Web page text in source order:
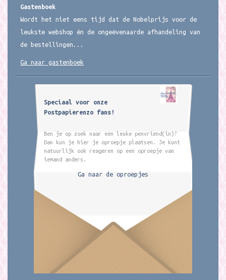
Gastenboek
Wordt het niet eens tijd dat de Nobelprijs voor de
leukste webshop én de ongeëvenaarde afhandeling van
de bestellingen...
Ga naar gastenboek
Speciaal voor onze
Postpapierenzo fans!
Ben je op zoek naar een leuke penvriend(in)?
Dan kun je hier je oproepje plaatsen. Je kunt
natuurlijk ook reageren op een oproepje van
iemand anders.
Ga naar de oproepjes